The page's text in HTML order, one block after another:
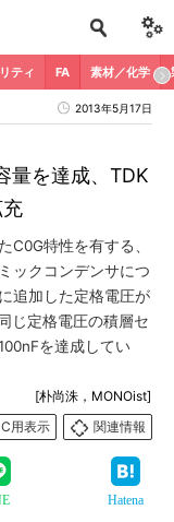
ティ FA 素材／化学
2013年5月17日
量を達成、TDK
C0G特性を有する、
ックコンデンサにつ
追加した定格電圧が
じ定格電圧の積層セ
を達成してい
[朴尚洙，MONOist]
用表示
関連情報
Hatena